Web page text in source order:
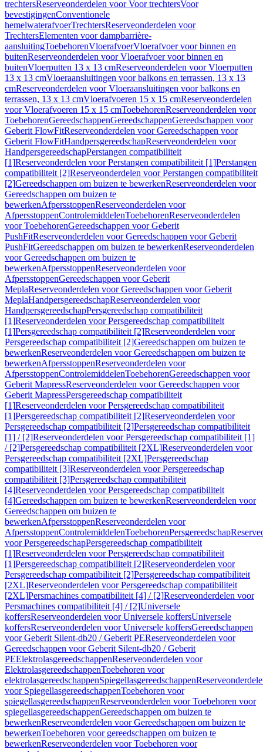
trechtersReserveonderdelen voor Voor trechtersVoor
bevestigingenConventionele
hemelwaterafvoerTrechtersReserveonderdelen voor
TrechtersElementen voor dampbarrière-
aansluitingToebehorenVloerafvoerVloerafvoer voor binnen en
buitenReserveonderdelen voor Vloerafvoer voor binnen en
buitenVloerputten 13 x 13 cmReserveonderdelen voor Vloerputten
13 x 13 cmVloeraansluitingen voor balkons en terrassen, 13 x 13
cmReserveonderdelen voor Vloeraansluitingen voor balkons en
terrassen, 13 x 13 cmVloerafvoeren 15 x 15 cmReserveonderdelen
voor Vloerafvoeren 15 x 15 cmToebehorenReserveonderdelen voor
ToebehorenGereedschappenGereedschappenGereedschappen voor
Geberit FlowFitReserveonderdelen voor Gereedschappen voor
Geberit FlowFitHandpersgereedschapReserveonderdelen voor
HandpersgereedschapPerstangen compatibiliteit
[1]Reserveonderdelen voor Perstangen compatibiliteit [1]Perstangen
compatibiliteit [2]Reserveonderdelen voor Perstangen compatibiliteit
[2]Gereedschappen om buizen te bewerkenReserveonderdelen voor
Gereedschappen om buizen te
bewerkenAfpersstoppenReserveonderdelen voor
AfpersstoppenControlemiddelenToebehorenReserveonderdelen
voor ToebehorenGereedschappen voor Geberit
PushFitReserveonderdelen voor Gereedschappen voor Geberit
PushFitGereedschappen om buizen te bewerkenReserveonderdelen
voor Gereedschappen om buizen te
bewerkenAfpersstoppenReserveonderdelen voor
AfpersstoppenGereedschappen voor Geberit
MeplaReserveonderdelen voor Gereedschappen voor Geberit
MeplaHandpersgereedschapReserveonderdelen voor
HandpersgereedschapPersgereedschap compatibiliteit
[1]Reserveonderdelen voor Persgereedschap compatibiliteit
[1]Persgereedschap compatibiliteit [2]Reserveonderdelen voor
Persgereedschap compatibiliteit [2]Gereedschappen om buizen te
bewerkenReserveonderdelen voor Gereedschappen om buizen te
bewerkenAfpersstoppenReserveonderdelen voor
AfpersstoppenControlemiddelenToebehorenGereedschappen voor
Geberit MapressReserveonderdelen voor Gereedschappen voor
Geberit MapressPersgereedschap compatibiliteit
[1]Reserveonderdelen voor Persgereedschap compatibiliteit
[1]Persgereedschap compatibiliteit [2]Reserveonderdelen voor
Persgereedschap compatibiliteit [2]Persgereedschap compatibiliteit
[1] / [2]Reserveonderdelen voor Persgereedschap compatibiliteit [1]
/ [2]Persgereedschap compatibiliteit [2XL]Reserveonderdelen voor
Persgereedschap compatibiliteit [2XL]Persgereedschap
compatibiliteit [3]Reserveonderdelen voor Persgereedschap
compatibiliteit [3]Persgereedschap compatibiliteit
[4]Reserveonderdelen voor Persgereedschap compatibiliteit
[4]Gereedschappen om buizen te bewerkenReserveonderdelen voor
Gereedschappen om buizen te
bewerkenAfpersstoppenReserveonderdelen voor
AfpersstoppenControlemiddelenToebehorenPersgereedschap
voor PersgereedschapPersgereedschap compatibiliteit
[1]Reserveonderdelen voor Persgereedschap compatibiliteit
[1]Persgereedschap compatibiliteit [2]Reserveonderdelen voor
Persgereedschap compatibiliteit [2]Persgereedschap compatibiliteit
[2XL]Reserveonderdelen voor Persgereedschap compatibiliteit
[2XL]Persmachines compatibiliteit [4] / [2]Reserveonderdelen voor
Persmachines compatibiliteit [4] / [2]Universele
koffersReserveonderdelen voor Universele koffersUniversele
koffersReserveonderdelen voor Universele koffersGereedschappen
voor Geberit Silent-db20 / Geberit PEReserveonderdelen voor
Gereedschappen voor Geberit Silent-db20 / Geberit
PEElektrolasgereedschappenReserveonderdelen voor
ElektrolasgereedschappenToebehoren voor
elektrolasgereedschappenSpiegellasgereedschappen
voor SpiegellasgereedschappenToebehoren voor
spiegellasgereedschappenReserveonderdelen voor Toebehoren voor
spiegellasgereedschappenGereedschappen om buizen te
bewerkenReserveonderdelen voor Gereedschappen om buizen te
bewerkenToebehoren voor gereedschappen om buizen te
bewerkenReserveonderdelen voor Toebehoren voor